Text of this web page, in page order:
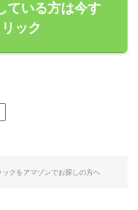
ている方は今す
ック
ックをアマゾンでお探しの方へ